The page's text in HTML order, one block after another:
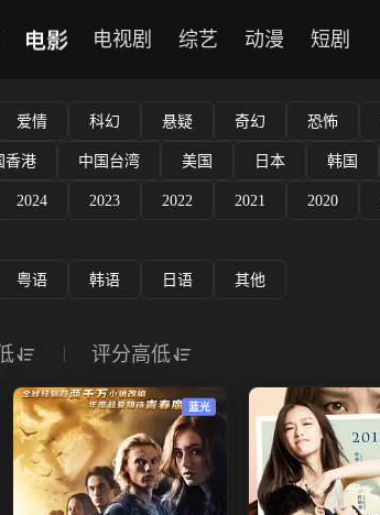
电影 电视剧 综艺 动漫 短剧
爱情 科幻 悬疑 奇幻 恐怖
香港 中国台湾 美国 日本 韩国
2024 2023 2022 2021 2020
粤语 韩语 日语 其他
评分高低
蓝光